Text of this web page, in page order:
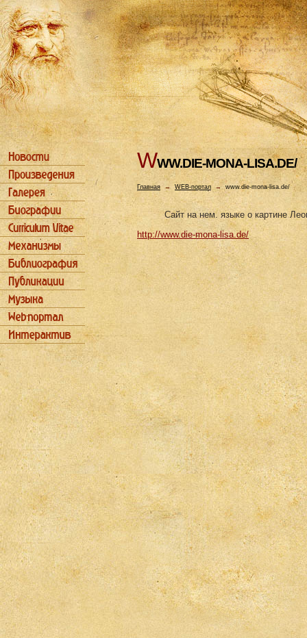
WWW.DIE-MONA-LISA.DE/
Главная→ WEB-портал → www.die-mona-lisa.de/
Сайт на нем. языке о картине
http://www.die-mona-lisa.de/